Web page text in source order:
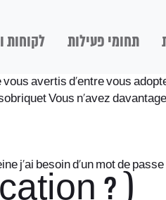
תחומי פעילות לקוחות
avertis d’entre vous
Vous n’avez
j’ai besoin d’un mot de
? )